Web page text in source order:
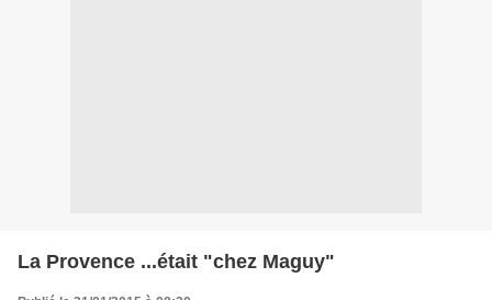
La Provence ...était "chez Maguy"